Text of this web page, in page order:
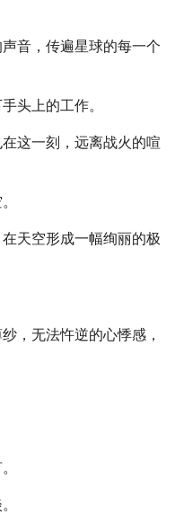
音，传遍星球的每一个
头上的工作。
这一刻，远离战火的喧
天空形成一幅绚丽的极
，无法忤逆的心悸感，